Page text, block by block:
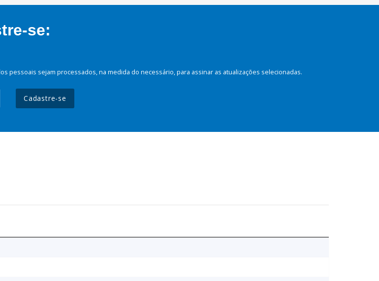
se:
pessoais sejam processados, na medida do necessário, para assinar as atualizações selecionadas.
Cadastre-se